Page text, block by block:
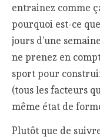
entrainez comme
pourquoi est-ce
jours d’une
ne prenez en
sport pour
(tous les facteurs
même état de
Plutôt que de